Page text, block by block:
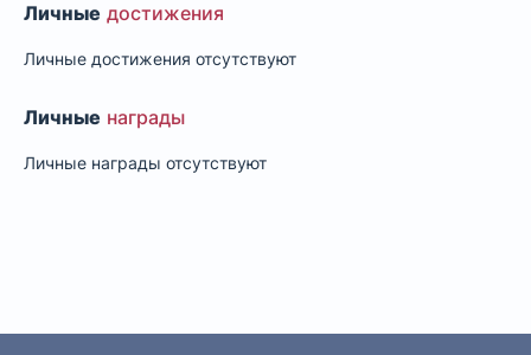
Личные достижения
Личные достижения отсутствуют
Личные награды
Личные награды отсутствуют